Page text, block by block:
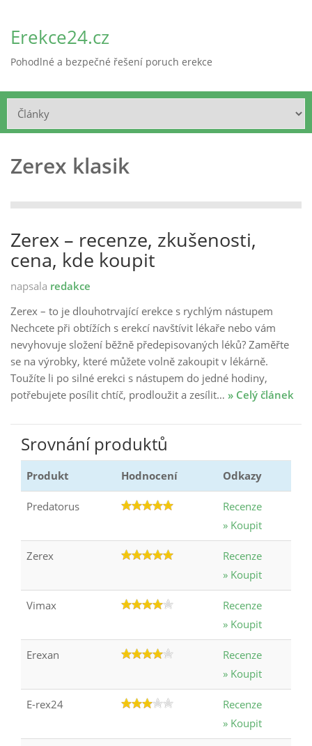
Erekce24.cz
Pohodlné a bezpečné řešení poruch erekce
Zerex klasik
Zerex – recenze, zkušenosti,
cena, kde koupit
napsala redakce
Zerex – to je dlouhotrvající erekce s rychlým nástupem
Nechcete při obtížích s erekcí navštívit lékaře nebo vám
nevyhovuje složení běžně předepisovaných léků? Zaměřte
se na výrobky, které můžete volně zakoupit v lékárně.
Toužíte li po silné erekci s nástupem do jedné hodiny,
potřebujete posílit chtíč, prodloužit a zesílit… » Celý článek
Srovnání produktů
Produkt Hodnocení Odkazy
Predatorus
Recenze
» Koupit
Zerex
Recenze
» Koupit
Vimax
Recenze
» Koupit
Erexan
Recenze
» Koupit
E-rex24
Recenze
» Koupit